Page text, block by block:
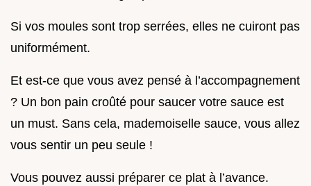
Si vos moules sont trop serrées, elles ne cuiront pas
uniformément.
Et est-ce que vous avez pensé à l’accompagnement
? Un bon pain croûté pour saucer votre sauce est
un must. Sans cela, mademoiselle sauce, vous allez
vous sentir un peu seule !
Vous pouvez aussi préparer ce plat à l’avance.